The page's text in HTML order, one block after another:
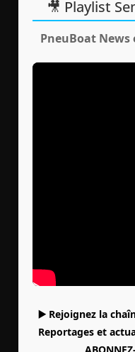
🎥 Playlist
PneuBoat
▶️ Rejoignez la
Reportages et